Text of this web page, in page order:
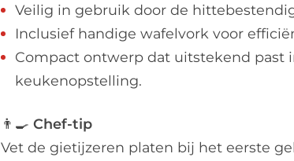
Veilig in gebruik door de
Inclusief handige wafelvork voor
Compact ontwerp dat uitstekend past
keukenopstelling.
👨‍🍳 Chef-tip
Vet de gietijzeren platen bij het eerste